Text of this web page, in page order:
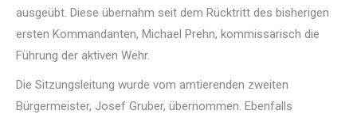
ausgeübt. Diese übernahm seit dem Rücktritt des bisherigen
ersten Kommandanten, Michael Prehn, kommissarisch die
Führung der aktiven Wehr.
Die Sitzungsleitung wurde vom amtierenden zweiten
Bürgermeister, Josef Gruber, übernommen. Ebenfalls